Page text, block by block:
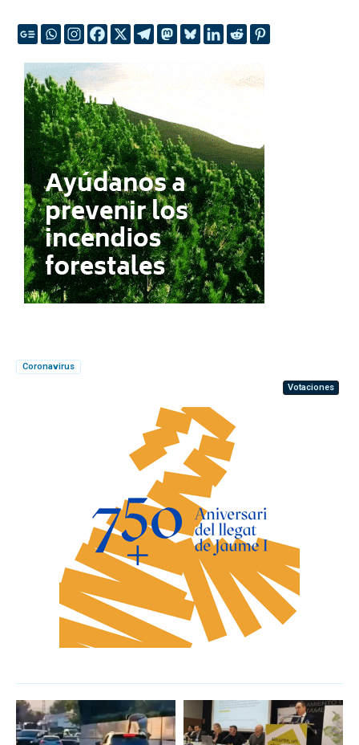
Coronavirus
Votaciones